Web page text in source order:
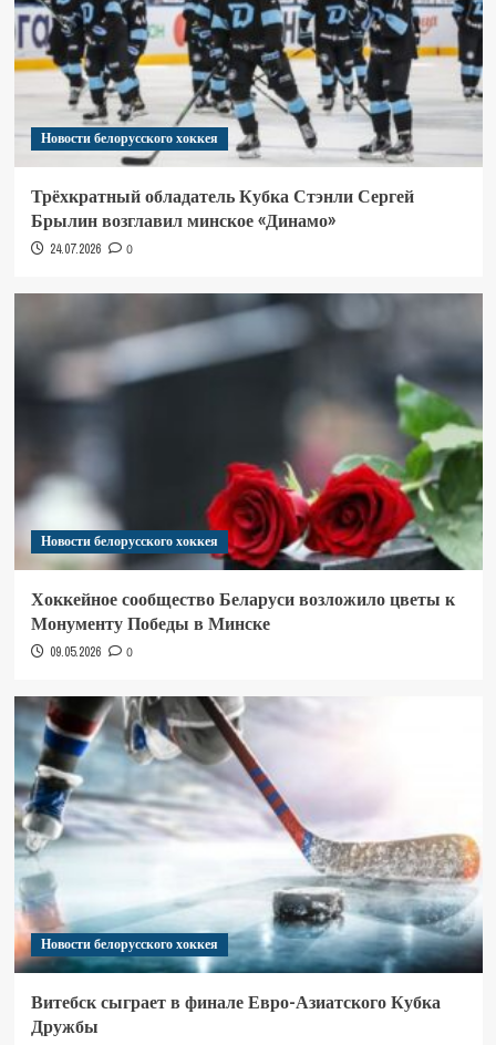
Новости белорусского хоккея
Трёхкратный обладатель Кубка Стэнли Сергей
Брылин возглавил минское «Динамо»
24.07.2026 0
Новости белорусского хоккея
Хоккейное сообщество Беларуси возложило цветы к
Монументу Победы в Минске
09.05.2026 0
Новости белорусского хоккея
Витебск сыграет в финале Евро-Азиатского Кубка
Дружбы